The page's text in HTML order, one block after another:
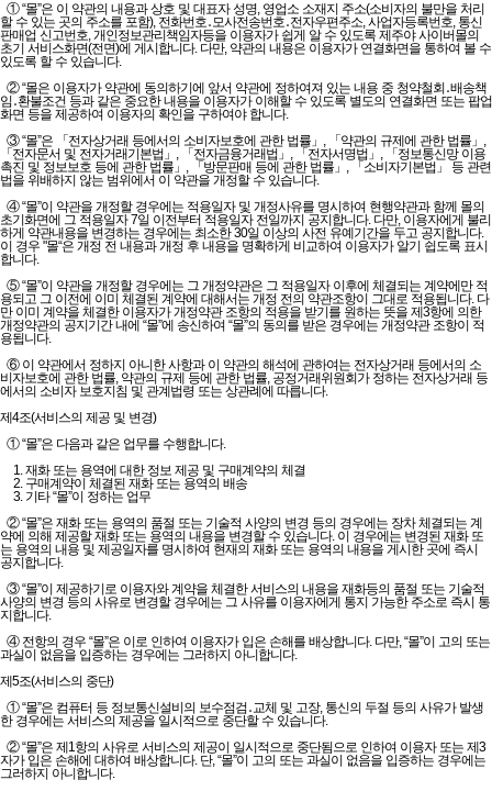
① “몰”은 이 약관의 내용과 상호 및 대표자 성명, 영업소 소재지 주소(소비자의 불만을 처리
할 수 있는 곳의 주소를 포함), 전화번호․모사전송번호․전자우편주소, 사업자등록번호, 통신
판매업 신고번호, 개인정보관리책임자등을 이용자가 쉽게 알 수 있도록 제주야 사이버몰의
초기 서비스화면(전면)에 게시합니다. 다만, 약관의 내용은 이용자가 연결화면을 통하여 볼 수
있도록 할 수 있습니다.
② “몰은 이용자가 약관에 동의하기에 앞서 약관에 정하여져 있는 내용 중 청약철회․배송책
임․환불조건 등과 같은 중요한 내용을 이용자가 이해할 수 있도록 별도의 연결화면 또는 팝업
화면 등을 제공하여 이용자의 확인을 구하여야 합니다.
③ “몰”은 「전자상거래 등에서의 소비자보호에 관한 법률」, 「약관의 규제에 관한 법률」,
「전자문서 및 전자거래기본법」, 「전자금융거래법」, 「전자서명법」, 「정보통신망 이용
촉진 및 정보보호 등에 관한 법률」, 「방문판매 등에 관한 법률」, 「소비자기본법」 등 관련
법을 위배하지 않는 범위에서 이 약관을 개정할 수 있습니다.
④ “몰”이 약관을 개정할 경우에는 적용일자 및 개정사유를 명시하여 현행약관과 함께 몰의
초기화면에 그 적용일자 7일 이전부터 적용일자 전일까지 공지합니다. 다만, 이용자에게 불리
하게 약관내용을 변경하는 경우에는 최소한 30일 이상의 사전 유예기간을 두고 공지합니다.
이 경우 "몰“은 개정 전 내용과 개정 후 내용을 명확하게 비교하여 이용자가 알기 쉽도록 표시
합니다.
⑤ “몰”이 약관을 개정할 경우에는 그 개정약관은 그 적용일자 이후에 체결되는 계약에만 적
용되고 그 이전에 이미 체결된 계약에 대해서는 개정 전의 약관조항이 그대로 적용됩니다. 다
만 이미 계약을 체결한 이용자가 개정약관 조항의 적용을 받기를 원하는 뜻을 제3항에 의한
개정약관의 공지기간 내에 “몰”에 송신하여 “몰”의 동의를 받은 경우에는 개정약관 조항이 적
용됩니다.
⑥ 이 약관에서 정하지 아니한 사항과 이 약관의 해석에 관하여는 전자상거래 등에서의 소
비자보호에 관한 법률, 약관의 규제 등에 관한 법률, 공정거래위원회가 정하는 전자상거래 등
에서의 소비자 보호지침 및 관계법령 또는 상관례에 따릅니다.
제4조(서비스의 제공 및 변경)
① “몰”은 다음과 같은 업무를 수행합니다.
1. 재화 또는 용역에 대한 정보 제공 및 구매계약의 체결
2. 구매계약이 체결된 재화 또는 용역의 배송
3. 기타 “몰”이 정하는 업무
② “몰”은 재화 또는 용역의 품절 또는 기술적 사양의 변경 등의 경우에는 장차 체결되는 계
약에 의해 제공할 재화 또는 용역의 내용을 변경할 수 있습니다. 이 경우에는 변경된 재화 또
는 용역의 내용 및 제공일자를 명시하여 현재의 재화 또는 용역의 내용을 게시한 곳에 즉시
공지합니다.
③ “몰”이 제공하기로 이용자와 계약을 체결한 서비스의 내용을 재화등의 품절 또는 기술적
사양의 변경 등의 사유로 변경할 경우에는 그 사유를 이용자에게 통지 가능한 주소로 즉시 통
지합니다.
④ 전항의 경우 “몰”은 이로 인하여 이용자가 입은 손해를 배상합니다. 다만, “몰”이 고의 또는
과실이 없음을 입증하는 경우에는 그러하지 아니합니다.
제5조(서비스의 중단)
① “몰”은 컴퓨터 등 정보통신설비의 보수점검․교체 및 고장, 통신의 두절 등의 사유가 발생
한 경우에는 서비스의 제공을 일시적으로 중단할 수 있습니다.
② “몰”은 제1항의 사유로 서비스의 제공이 일시적으로 중단됨으로 인하여 이용자 또는 제3
자가 입은 손해에 대하여 배상합니다. 단, “몰”이 고의 또는 과실이 없음을 입증하는 경우에는
그러하지 아니합니다.